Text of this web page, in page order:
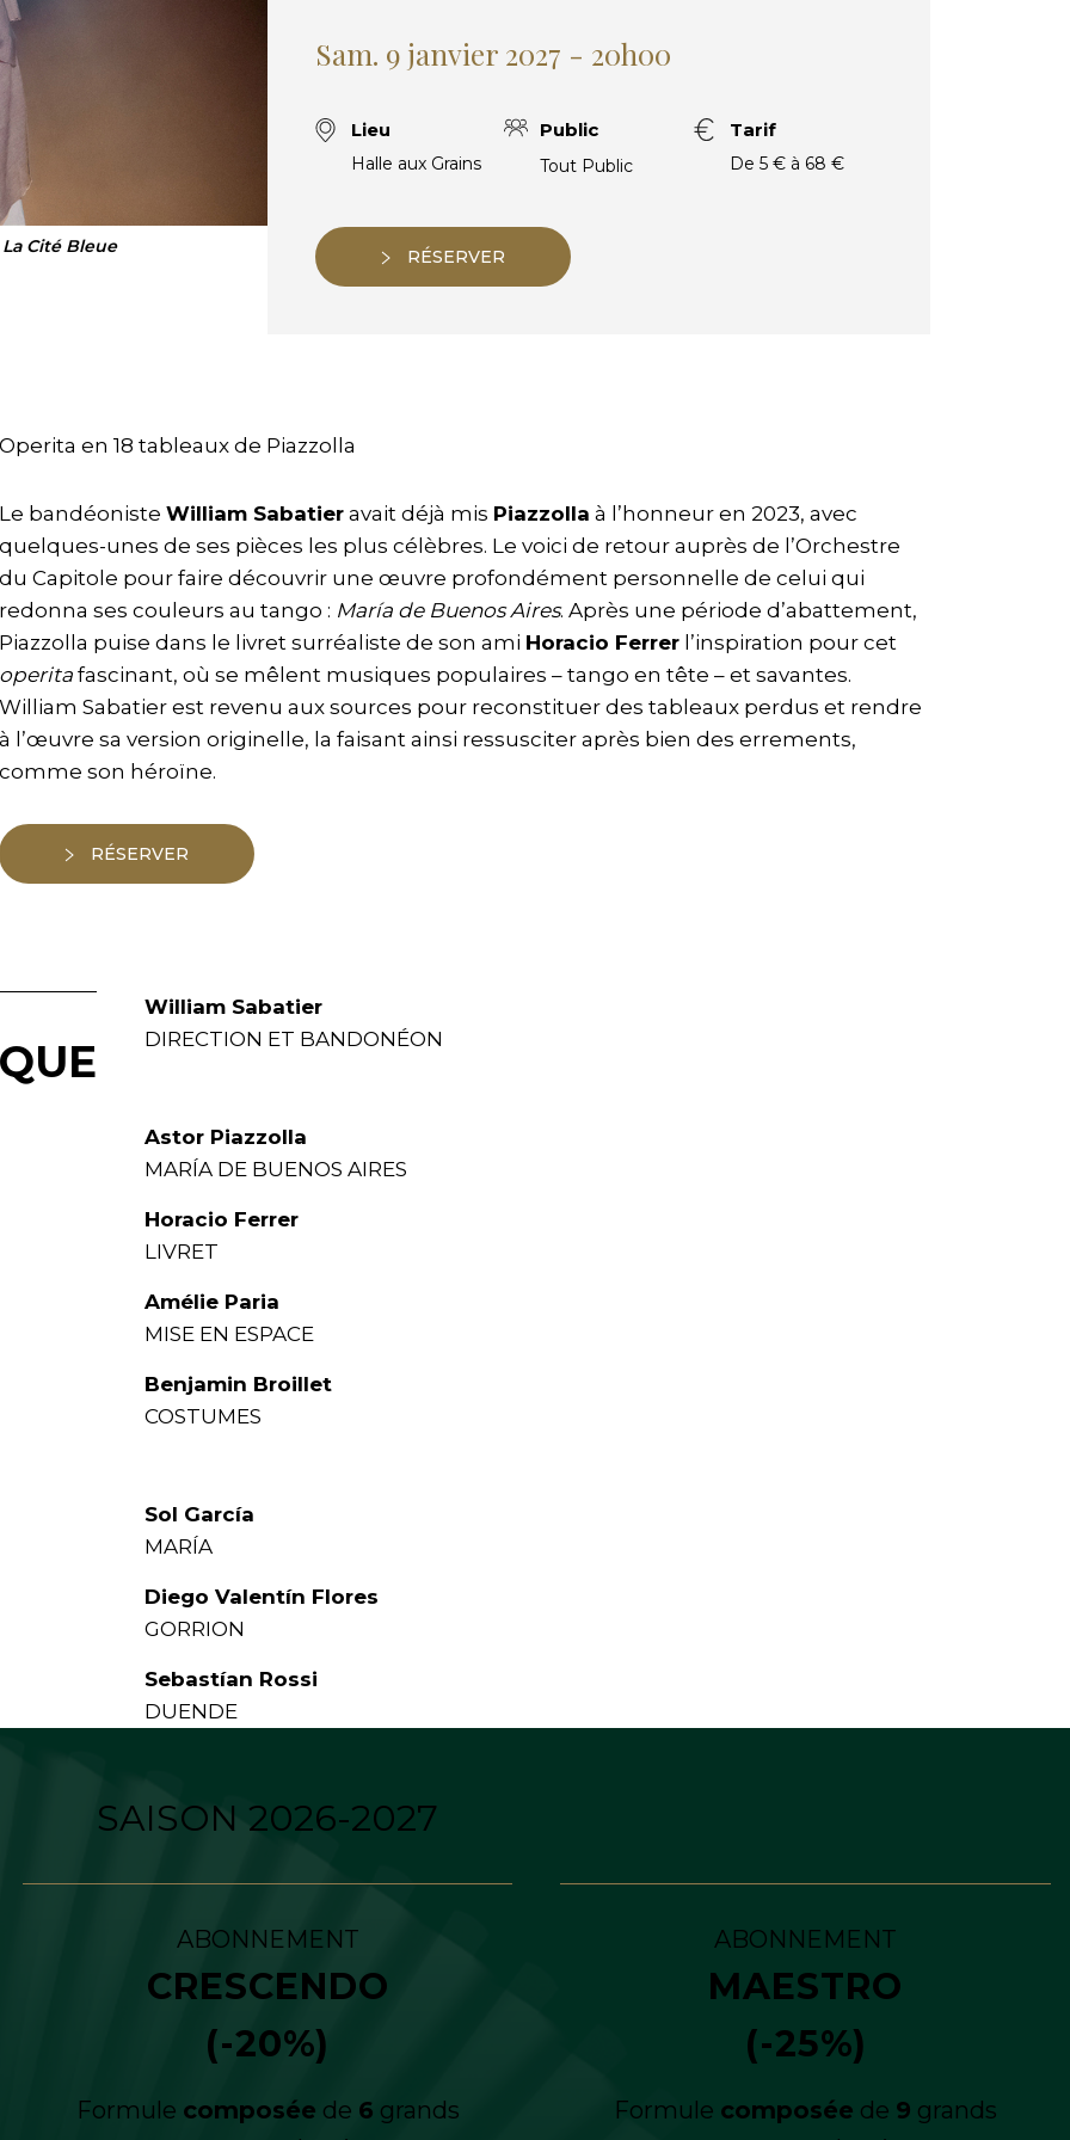
Cité Bleue
Sam. 9 janvier 2027 - 20h00
Lieu
Halle aux Grains
Public
Tout Public
Tarif
De 5 € à 68 €
RÉSERVER
Operita en 18 tableaux de Piazzolla
Le bandéoniste William Sabatier avait déjà mis Piazzolla à l’honneur en 2023, avec
quelques-unes de ses pièces les plus célèbres. Le voici de retour auprès de l’Orchestre
du Capitole pour faire découvrir une œuvre profondément personnelle de celui qui
redonna ses couleurs au tango : María de Buenos Aires. Après une période d’abattement,
Piazzolla puise dans le livret surréaliste de son ami Horacio Ferrer l’inspiration pour cet
operita fascinant, où se mêlent musiques populaires – tango en tête – et savantes.
William Sabatier est revenu aux sources pour reconstituer des tableaux perdus et rendre
à l’œuvre sa version originelle, la faisant ainsi ressusciter après bien des errements,
comme son héroïne.
RÉSERVER
William Sabatier
DIRECTION ET BANDONÉON
Astor Piazzolla
MARÍA DE BUENOS AIRES
Horacio Ferrer
LIVRET
Amélie Paria
MISE EN ESPACE
Benjamin Broillet
COSTUMES
Sol García
MARÍA
Diego Valentín Flores
GORRION
Sebastían Rossi
DUENDE
SAISON 2026-2027
ABONNEMENT
CRESCENDO
(-20%)
Formule composée de 6 grands
ABONNEMENT
MAESTRO
(-25%)
Formule composée de 9 grands